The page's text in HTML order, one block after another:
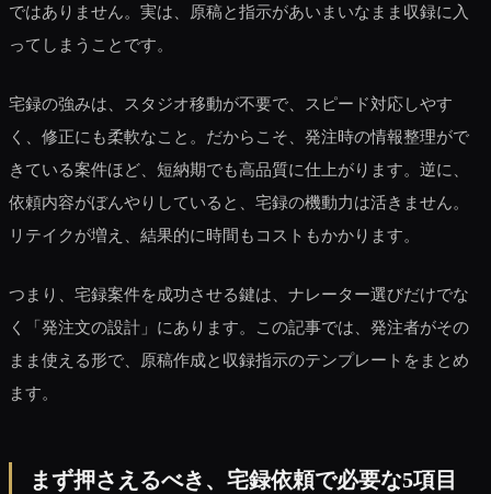
ではありません。実は、原稿と指示があいまいなまま収録に入
ってしまうことです。
宅録の強みは、スタジオ移動が不要で、スピード対応しやす
く、修正にも柔軟なこと。だからこそ、発注時の情報整理がで
きている案件ほど、短納期でも高品質に仕上がります。逆に、
依頼内容がぼんやりしていると、宅録の機動力は活きません。
リテイクが増え、結果的に時間もコストもかかります。
つまり、宅録案件を成功させる鍵は、ナレーター選びだけでな
く「発注文の設計」にあります。この記事では、発注者がその
まま使える形で、原稿作成と収録指示のテンプレートをまとめ
ます。
まず押さえるべき、宅録依頼で必要な5項目